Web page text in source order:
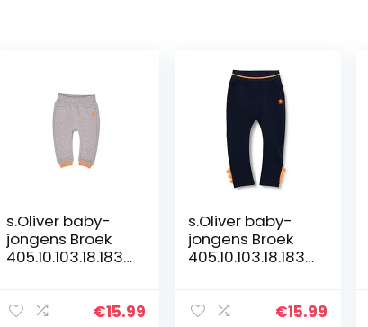
s.Oliver baby-
jongens Broek
405.10.103.18.183.
€15.99
s.Oliver baby-
jongens Broek
405.10.103.18.183.
€15.99